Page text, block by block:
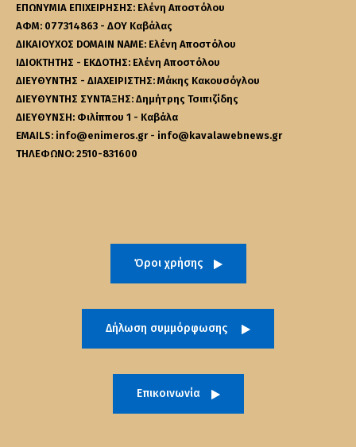
ΕΠΩΝΥΜΙΑ ΕΠΙΧΕΙΡΗΣΗΣ: Ελένη Αποστόλου
ΑΦΜ: 077314863 - ΔΟΥ Καβάλας
ΔΙΚΑΙΟΥΧΟΣ DOMAIN NAME: Ελένη Αποστόλου
ΙΔΙΟΚΤΗΤΗΣ - ΕΚΔΟΤΗΣ: Ελένη Αποστόλου
ΔΙΕΥΘΥΝΤΗΣ - ΔΙΑΧΕΙΡΙΣΤΗΣ: Μάκης Κακουσόγλου
ΔΙΕΥΘΥΝΤΗΣ ΣΥΝΤΑΞΗΣ: Δημήτρης Τσιπιζίδης
ΔΙΕΥΘΥΝΣΗ: Φιλίππου 1 - Καβάλα
EMAILS: info@enimeros.gr - info@kavalawebnews.gr
ΤΗΛΕΦΩΝΟ: 2510-831600
Όροι χρήσης
Δήλωση συμμόρφωσης
Επικοινωνία